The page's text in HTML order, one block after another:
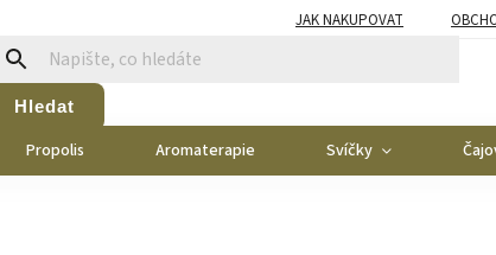
JAK NAKUPOVAT
Hledat
Propolis Aromaterapie Svíčky